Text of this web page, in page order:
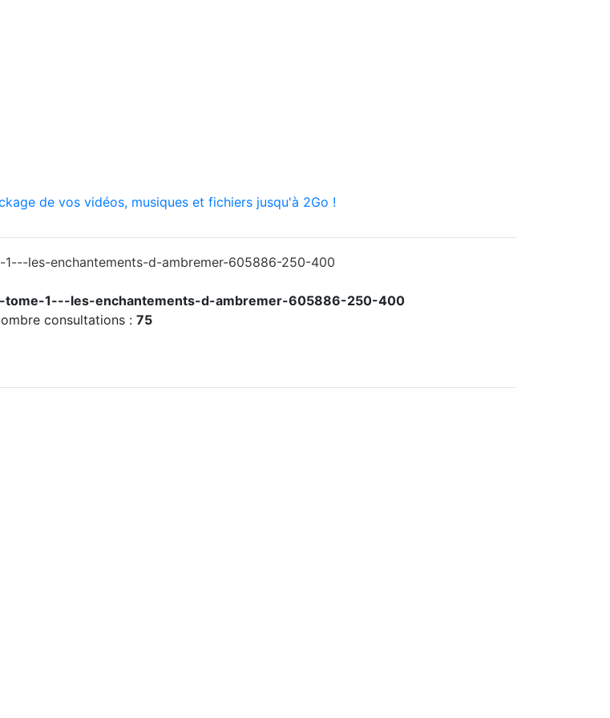
de vos vidéos, musiques et fichiers jusqu'à 2Go !
tome-1---les-enchantements-d-ambremer-605886-250-400
consultations : 75